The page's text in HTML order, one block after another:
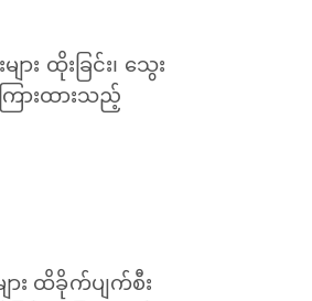
း ထိုးခြင်း၊ သွေး
ကြားထားသည့်
း ထိခိုက်ပျက်စီး